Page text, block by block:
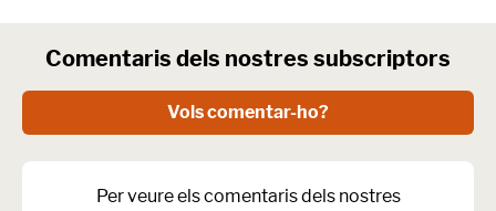
Comentaris dels nostres subscriptors
Vols comentar-ho?
Per veure els comentaris dels nostres